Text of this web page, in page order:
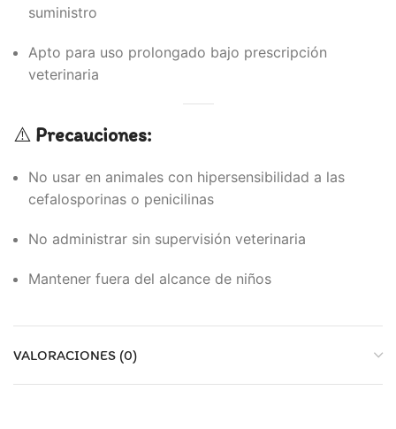
suministro
Apto para uso prolongado bajo prescripción
veterinaria
⚠️ Precauciones:
No usar en animales con hipersensibilidad a las
cefalosporinas o penicilinas
No administrar sin supervisión veterinaria
Mantener fuera del alcance de niños
VALORACIONES (0)